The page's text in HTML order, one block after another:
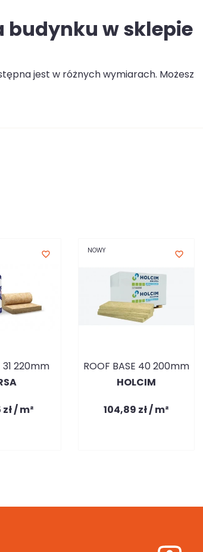
budynku w sklepie
jest w różnych wymiarach. Możesz
favorite_border
31 220mm
zł / m²
NOWY favorite_border
ROOF BASE 40 200mm
HOLCIM
104,89 zł / m²